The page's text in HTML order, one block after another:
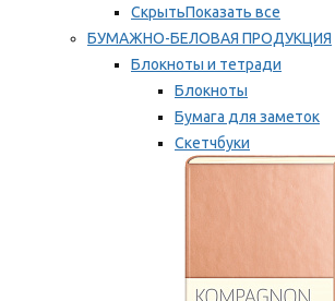
СкрытьПоказать все
БУМАЖНО-БЕЛОВАЯ ПРОДУКЦИЯ
Блокноты и тетради
Блокноты
Бумага для заметок
Скетчбуки
Тетради